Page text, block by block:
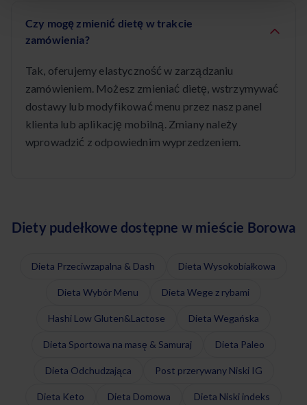
Czy mogę zmienić dietę w trakcie
zamówienia?
Tak, oferujemy elastyczność w zarządzaniu
zamówieniem. Możesz zmieniać dietę, wstrzymywać
dostawy lub modyfikować menu przez nasz panel
klienta lub aplikację mobilną. Zmiany należy
wprowadzić z odpowiednim wyprzedzeniem.
Diety pudełkowe dostępne w mieście Borowa
Dieta Przeciwzapalna & Dash Dieta Wysokobiałkowa
Dieta Wybór Menu Dieta Wege z rybami
Hashi Low Gluten&Lactose Dieta Wegańska
Dieta Sportowa na masę & Samuraj Dieta Paleo
Dieta Odchudzająca Post przerywany Niski IG
Dieta Keto Dieta Domowa Dieta Niski indeks